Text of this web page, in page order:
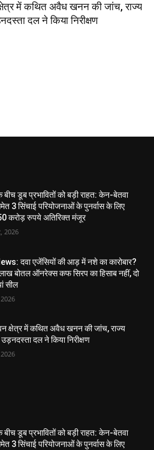
में कथित अवैध खनन की जांच, राज्य
दल ने किया निरीक्षण
बीच डूब प्रभावितों को बड़ी राहत: केन-बेतवा
3 सिंचाई परियोजनाओं के पुनर्वास के लिए
करोड़ रुपये अतिरिक्त मंजूर
2026
दवा एजेंसियों की आड़ में नशे का कारोबार?
बोतल ऑनरेक्स कफ सिरप का हिसाब नहीं, दो
सील
क्षेत्र में कथित अवैध खनन की जांच, राज्य
दल ने किया निरीक्षण
बीच डूब प्रभावितों को बड़ी राहत: केन-बेतवा
3 सिंचाई परियोजनाओं के पुनर्वास के लिए